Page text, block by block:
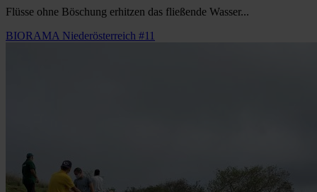
Flüsse ohne Böschung erhitzen das fließende Wasser...
BIORAMA Niederösterreich #11